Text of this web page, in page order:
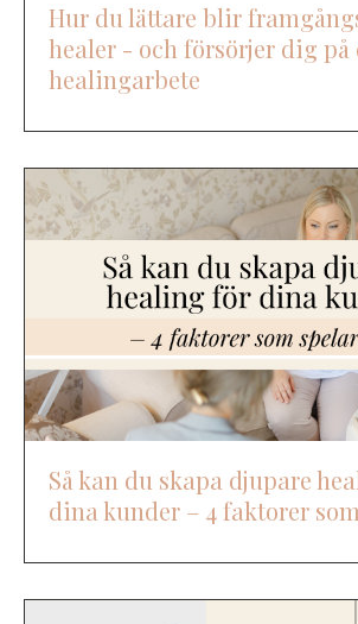
Hur du lättare blir
healer - och försörjer dig
healingarbete
Så kan du skapa djupare
dina kunder – 4 faktorer